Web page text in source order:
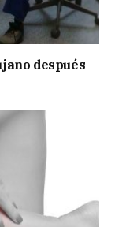
después